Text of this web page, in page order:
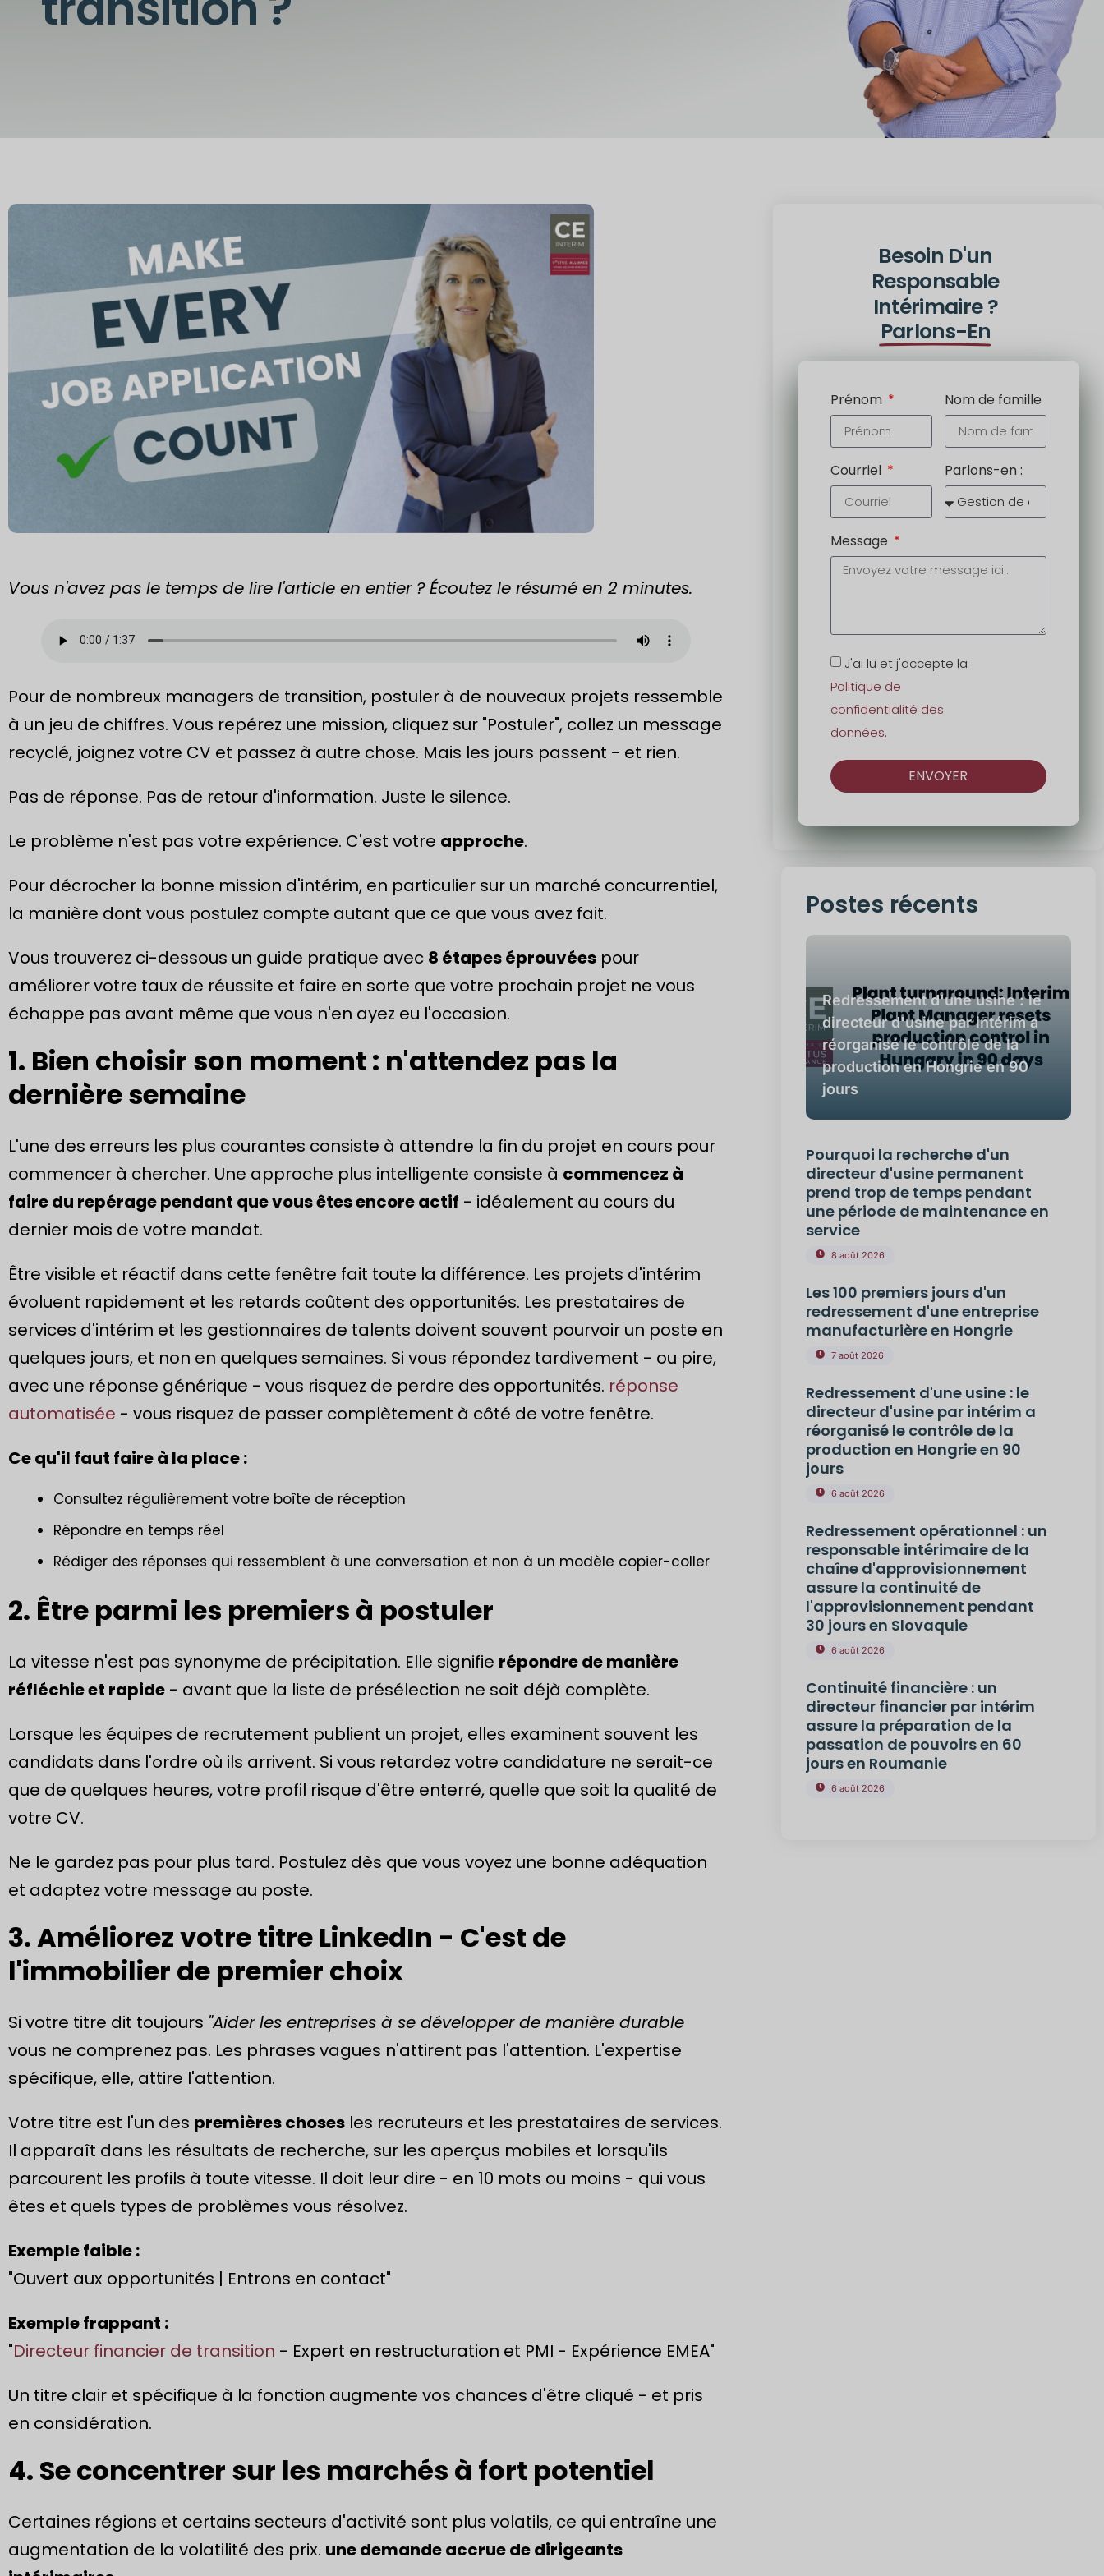
Vous n'avez pas le temps de lire l'article en entier ? Écoutez le résumé en 2 minutes.
Pour de nombreux managers de transition, postuler à de nouveaux projets ressemble
à un jeu de chiffres. Vous repérez une mission, cliquez sur "Postuler", collez un message
recyclé, joignez votre CV et passez à autre chose. Mais les jours passent - et rien.
Pas de réponse. Pas de retour d'information. Juste le silence.
Le problème n'est pas votre expérience. C'est votre approche.
Pour décrocher la bonne mission d'intérim, en particulier sur un marché concurrentiel,
la manière dont vous postulez compte autant que ce que vous avez fait.
Vous trouverez ci-dessous un guide pratique avec 8 étapes éprouvées pour
améliorer votre taux de réussite et faire en sorte que votre prochain projet ne vous
échappe pas avant même que vous n'en ayez eu l'occasion.
1. Bien choisir son moment : n'attendez pas la
dernière semaine
L'une des erreurs les plus courantes consiste à attendre la fin du projet en cours pour
commencer à chercher. Une approche plus intelligente consiste à commencez à
faire du repérage pendant que vous êtes encore actif - idéalement au cours du
dernier mois de votre mandat.
Être visible et réactif dans cette fenêtre fait toute la différence. Les projets d'intérim
évoluent rapidement et les retards coûtent des opportunités. Les prestataires de
services d'intérim et les gestionnaires de talents doivent souvent pourvoir un poste en
quelques jours, et non en quelques semaines. Si vous répondez tardivement - ou pire,
avec une réponse générique - vous risquez de perdre des opportunités. réponse
automatisée - vous risquez de passer complètement à côté de votre fenêtre.
Ce qu'il faut faire à la place :
Consultez régulièrement votre boîte de réception
Répondre en temps réel
Rédiger des réponses qui ressemblent à une conversation et non à un modèle copier-coller
2. Être parmi les premiers à postuler
La vitesse n'est pas synonyme de précipitation. Elle signifie répondre de manière
réfléchie et rapide - avant que la liste de présélection ne soit déjà complète.
Lorsque les équipes de recrutement publient un projet, elles examinent souvent les
candidats dans l'ordre où ils arrivent. Si vous retardez votre candidature ne serait-ce
que de quelques heures, votre profil risque d'être enterré, quelle que soit la qualité de
votre CV.
Ne le gardez pas pour plus tard. Postulez dès que vous voyez une bonne adéquation
et adaptez votre message au poste.
3. Améliorez votre titre LinkedIn - C'est de
l'immobilier de premier choix
Si votre titre dit toujours "Aider les entreprises à se développer de manière durable
vous ne comprenez pas. Les phrases vagues n'attirent pas l'attention. L'expertise
spécifique, elle, attire l'attention.
Votre titre est l'un des premières choses les recruteurs et les prestataires de services.
Il apparaît dans les résultats de recherche, sur les aperçus mobiles et lorsqu'ils
parcourent les profils à toute vitesse. Il doit leur dire - en 10 mots ou moins - qui vous
êtes et quels types de problèmes vous résolvez.
Exemple faible :
"Ouvert aux opportunités | Entrons en contact"
Exemple frappant :
"Directeur financier de transition - Expert en restructuration et PMI - Expérience EMEA"
Un titre clair et spécifique à la fonction augmente vos chances d'être cliqué - et pris
en considération.
4. Se concentrer sur les marchés à fort potentiel
Certaines régions et certains secteurs d'activité sont plus volatils, ce qui entraîne une
augmentation de la volatilité des prix. une demande accrue de dirigeants
Besoin D'un
Responsable
Intérimaire ?
Parlons-En
Prénom Nom de famille
Courriel Parlons-en :
Message
J'ai lu et j'accepte la
Politique de
confidentialité des
données.
ENVOYER
Alternative
Postes récents
Redressement d'une usine : le
directeur d'usine par intérim a
réorganisé le contrôle de la
production en Hongrie en 90
jours
Pourquoi la recherche d'un
directeur d'usine permanent
prend trop de temps pendant
une période de maintenance en
service
8 août 2026
Les 100 premiers jours d'un
redressement d'une entreprise
manufacturière en Hongrie
7 août 2026
Redressement d'une usine : le
directeur d'usine par intérim a
réorganisé le contrôle de la
production en Hongrie en 90
jours
6 août 2026
Redressement opérationnel : un
responsable intérimaire de la
chaîne d'approvisionnement
assure la continuité de
l'approvisionnement pendant
30 jours en Slovaquie
6 août 2026
Continuité financière : un
directeur financier par intérim
assure la préparation de la
passation de pouvoirs en 60
jours en Roumanie
6 août 2026